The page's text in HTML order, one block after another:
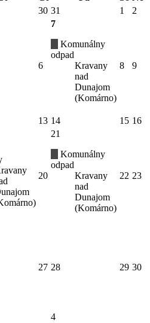
30 31 1 2
6
7
Komunálny
odpad
Kravany
nad
Dunajom
(Komárno)
8 9
13 14 15 16
20
21
Komunálny
odpad
Kravany
nad
Dunajom
(Komárno)
22 23
27 28 29 30
4